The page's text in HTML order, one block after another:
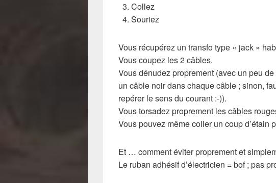
Collez
Souriez
Vous récupérez un transfo type « jack »
Vous coupez les 2 câbles.
Vous dénudez proprement (avec un peu
un câble noir dans chaque câble ; sinon,
repérer le sens du courant :-)).
Vous torsadez proprement les câbles
Vous pouvez même coller un coup d’étain
Et … comment éviter proprement et
Le ruban adhésif d’électricien = bof ; pas